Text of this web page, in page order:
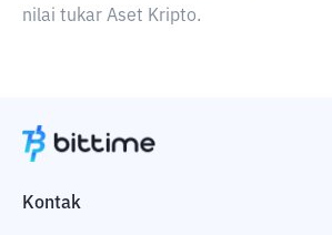
nilai tukar Aset Kripto.
Kontak